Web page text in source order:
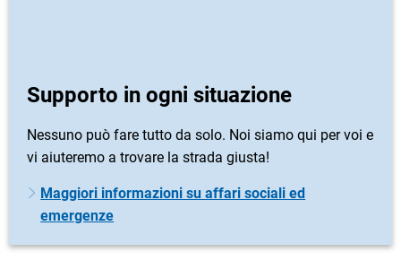
Supporto in ogni situazione
Nessuno può fare tutto da solo. Noi siamo qui per voi e
vi aiuteremo a trovare la strada giusta!
Maggiori informazioni su affari sociali ed
emergenze